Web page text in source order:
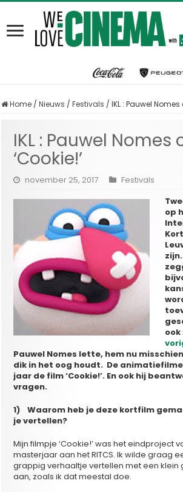
Home / Nieuws / Festivals / IKL : Pauwel Nomes
IKL : Pauwel Nomes
‘Cookie!’
november 25, 2017
Festivals
op
Pauwel Nomes lette, hem nu
dik in het oog houdt. De
jaar de film ‘Cookie!’. En ook hij
vragen.
1) Waarom heb je deze kortfilm
je vertellen?
Mijn filmpje ‘Cookie!’ was het eindproject
masterjaar aan het RITCS. Ik wilde graag
grappig verhaaltje vertellen met een klein
aan, zoals ik dat meestal doe.